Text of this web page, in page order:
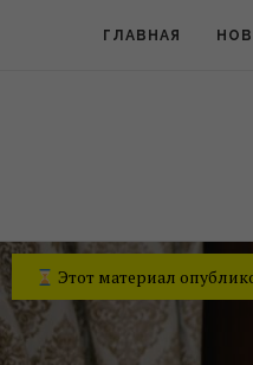
ГЛАВНАЯ
Этот материал